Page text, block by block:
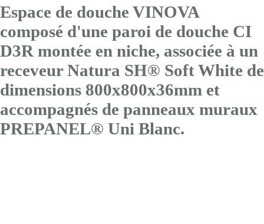
Espace de douche VINOVA
composé d'une paroi de douche CI
D3R montée en niche, associée à un
receveur Natura SH® Soft White de
dimensions 800x800x36mm et
accompagnés de panneaux muraux
PREPANEL® Uni Blanc.